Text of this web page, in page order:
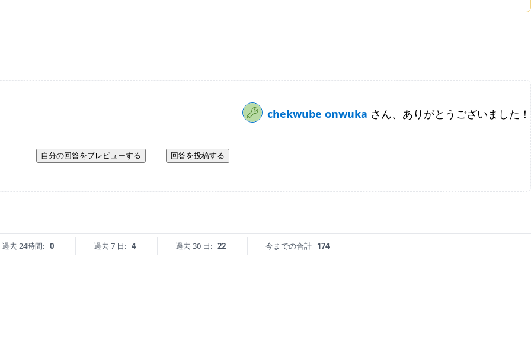
chekwube onwuka さん、ありがとうございました！
自分の回答をプレビューする 回答を投稿する
過去 24時間: 0 過去 7 日: 4 過去 30 日: 22 今までの合計 174